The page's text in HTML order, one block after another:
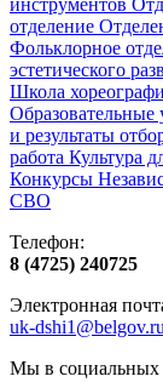
инструментов
отделение
Фольклорное
эстетического
Школа
Образовательные
и результаты
работа Культура
Конкурсы
СВО
Телефон:
8 (4725) 240725
Электронная
uk-dshi1@belgov.ru
Мы в социальных